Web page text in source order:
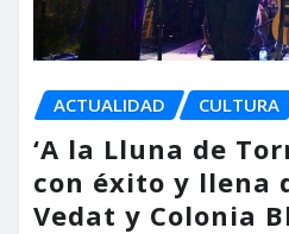
ACTUALIDAD CULTURA
‘A la Lluna de
con éxito y llena
Vedat y Colonia